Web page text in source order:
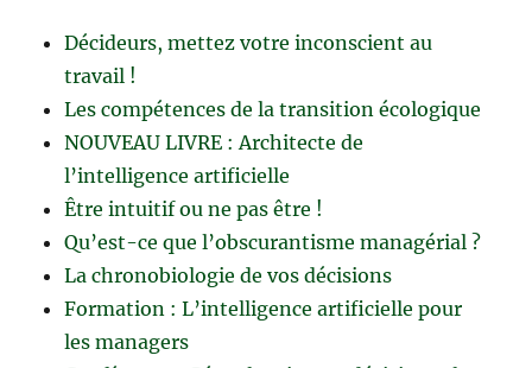
Décideurs, mettez votre inconscient au
travail !
Les compétences de la transition écologique
NOUVEAU LIVRE : Architecte de
l’intelligence artificielle
Être intuitif ou ne pas être !
Qu’est-ce que l’obscurantisme managérial ?
La chronobiologie de vos décisions
Formation : L’intelligence artificielle pour
les managers